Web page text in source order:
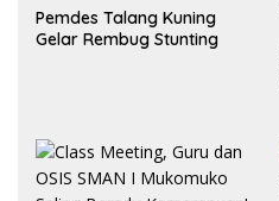
Pemdes Talang Kuning
Gelar Rembug Stunting